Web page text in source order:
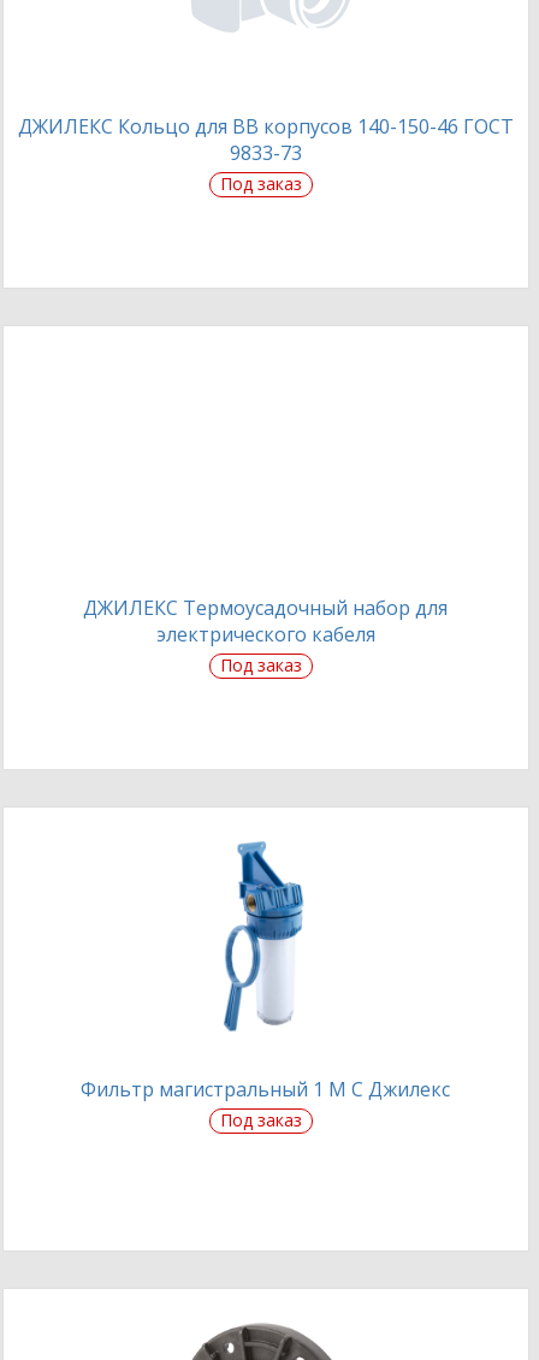
ДЖИЛЕКС Кольцо для BB корпусов 140-150-46 ГОСТ
9833-73
Под заказ
ДЖИЛЕКС Термоусадочный набор для
электрического кабеля
Под заказ
Фильтр магистральный 1 М С Джилекс
Под заказ